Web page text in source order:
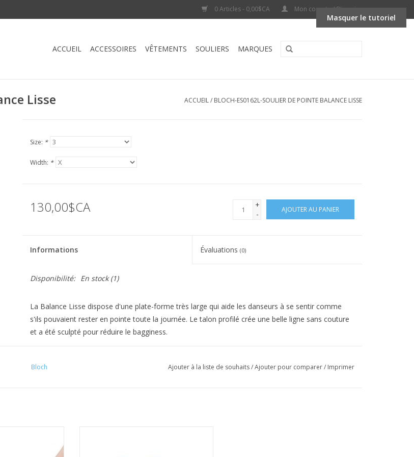
0 Articles - 0,00$CA Mon compte / S'inscrire
ACCUEIL ACCESSOIRES VÊTEMENTS SOULIERS MARQUES
Lisse ACCUEIL/ BLOCH-ES0162L-SOULIER DE POINTE BALANCE LISSE
Size: *
Width: *
130,00$CA
+
-
AJOUTER AU PANIER
Informations Évaluations(0)
Disponibilité: En stock(1)
La Balance Lisse dispose d'une plate-forme très large qui aide les danseurs à se sentir comme
s'ils pouvaient rester en pointe toute la journée. Le talon profilé crée une belle ligne sans couture
et a été sculpté pour réduire le bagginess.
un aspect global plus lisse.
contact avec la chaussure, offrant confort et protection contre les blessures.
Bloch Ajouter à la liste de souhaits/Ajouter pour comparer/ Imprimer
Masquer le tutoriel